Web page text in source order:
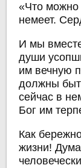
«Что можно
немеет.
И мы
души
им вечную
должны
сейчас в
Бог им
Как
жизни!